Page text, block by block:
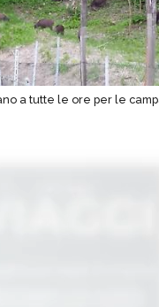
a tutte le ore per le